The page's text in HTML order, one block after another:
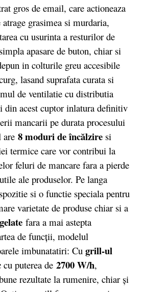
gros de email, care actioneaza
atrage grasimea si murdaria,
cu usurinta a resturilor de
apasare de buton, chiar si
in colturile greu accesibile
lasand suprafata curata si
de ventilatie cu distributia
din acest cuptor inlatura definitiv
mancarii pe durata procesului
are 8 moduri de încălzire si
termice care vor contribui la
feluri de mancare fara a pierde
ale produselor. Pe langa
si o functie speciala pentru
varietate de produse chiar si a
fara a mai astepta
de funcții, modelul
imbunatatiri: Cu grill-ul
cu puterea de 2700 W/h,
rezultate la rumenire, chiar şi